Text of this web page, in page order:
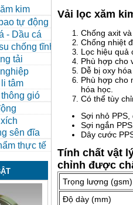
kim
tự động
- Dầu cá
chống tĩnh
tải
tâm
gió
sên đĩa
thực tế
Vải lọc xăm
Chống axit
Chống nhiệt
Lọc hiệu quả
Phù hợp cho
Dễ bị oxy
Phù hợp cho
hóa học.
Có thể tùy
Sợi nhỏ PPS,
Sợi ngắn
Dây cước
Tính chất vật
chỉnh được
Trọng lượng (gsm)
Độ dày (mm)